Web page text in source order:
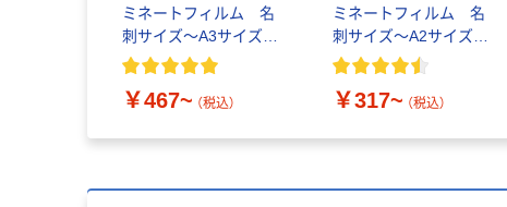
ミネートフィルム 名
刺サイズ～A3サイズ
100～250μ(ミクロン)
￥467~ （税込）
ミネートフィルム 名
刺サイズ～A2サイズ
100μ(ミクロン)
￥317~ （税込）